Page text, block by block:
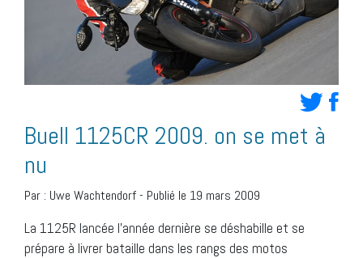
Buell 1125CR 2009. on se met à
nu
Par : Uwe Wachtendorf- Publié le 19 mars 2009
La 1125R lancée l’année dernière se déshabille et se
prépare à livrer bataille dans les rangs des motos